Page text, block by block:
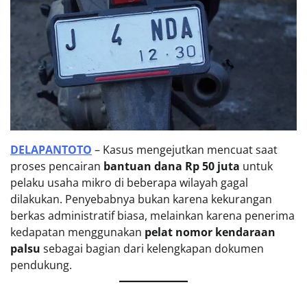
DELAPANTOTO – Kasus mengejutkan mencuat saat
proses pencairan bantuan dana Rp 50 juta untuk
pelaku usaha mikro di beberapa wilayah gagal
dilakukan. Penyebabnya bukan karena kekurangan
berkas administratif biasa, melainkan karena penerima
kedapatan menggunakan pelat nomor kendaraan
palsu sebagai bagian dari kelengkapan dokumen
pendukung.